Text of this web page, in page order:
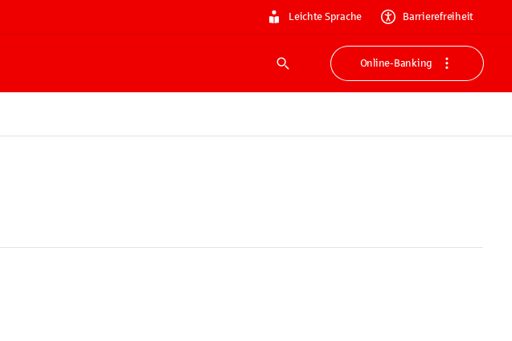
Leichte Sprache Barrierefreiheit
Suche
Online-Banking